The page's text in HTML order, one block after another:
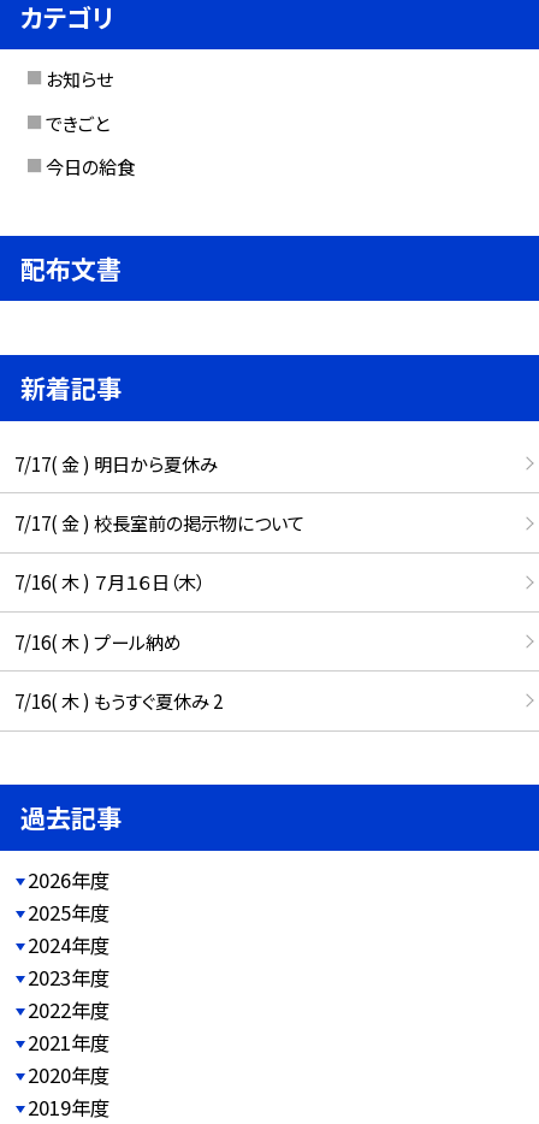
カテゴリ
お知らせ
できごと
今日の給食
配布文書
新着記事
7/17( 金 ) 明日から夏休み
7/17( 金 ) 校長室前の掲示物について
7/16( 木 ) ７月１６日（木）
7/16( 木 ) プール納め
7/16( 木 ) もうすぐ夏休み 2
過去記事
2026年度
2025年度
2024年度
2023年度
2022年度
2021年度
2020年度
2019年度